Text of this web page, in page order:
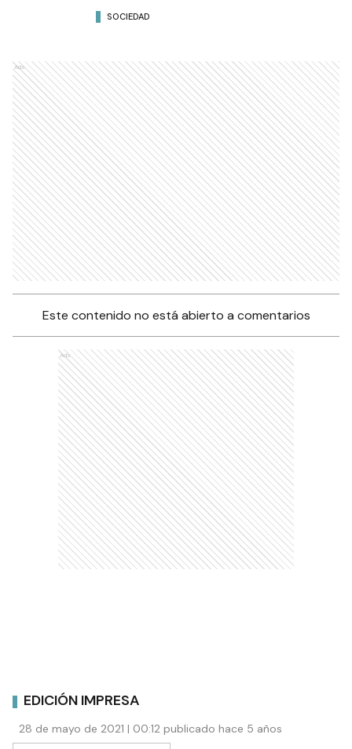
SOCIEDAD
Ads
Este contenido no está abierto a comentarios
Ads
EDICIÓN IMPRESA
28 de mayo de 2021 | 00:12 publicado hace 5 años